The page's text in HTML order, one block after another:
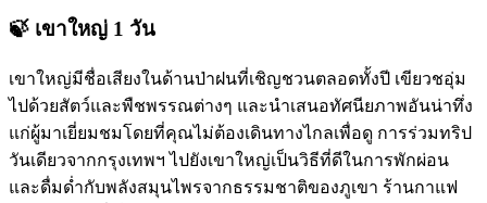
🍃 เขาใหญ่ 1 วัน
เขาใหญ่มีชื่อเสียงในด้านป่าฝนที่เชิญชวนตลอดทั้งปี เขียวชอุ่ม
ไปด้วยสัตว์และพืชพรรณต่างๆ และนำเสนอทัศนียภาพอันน่าทึ่ง
แก่ผู้มาเยี่ยมชมโดยที่คุณไม่ต้องเดินทางไกลเพื่อดู การร่วมทริป
วันเดียวจากกรุงเทพฯ ไปยังเขาใหญ่เป็นวิธีที่ดีในการพักผ่อน
และดื่มด่ำกับพลังสมุนไพรจากธรรมชาติของภูเขา ร้านกาแฟ